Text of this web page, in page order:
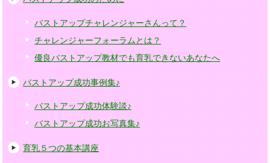
バストアップチャレンジャーさんって？
チャレンジャーフォーラムとは？
優良バストアップ教材でも育乳できないあなたへ
バストアップ成功事例集♪
バストアップ成功体験談♪
バストアップ成功お写真集♪
育乳５つの基本講座